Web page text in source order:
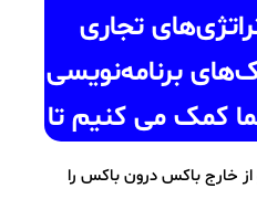
تجاری
برنامه‌نویسی
کمک می کنیم تا
از خارج باکس درون باکس را